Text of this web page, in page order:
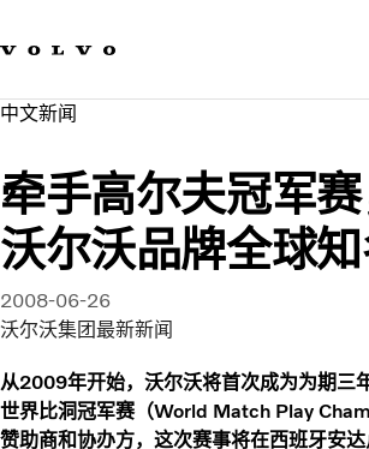
可持续发展
新闻与媒体
关于我们
中文新闻​
牵手高尔夫冠军
沃尔沃品牌全球
2008-06-26
沃尔沃集团最新新闻
从2009年开始，沃尔沃将首次成为为期三
世界比洞冠军赛（World Match Play
赞助商和协办方，这次赛事将在西班牙安